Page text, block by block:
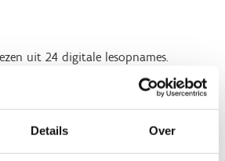
Details Over
uit 24 digitale lesopnames.